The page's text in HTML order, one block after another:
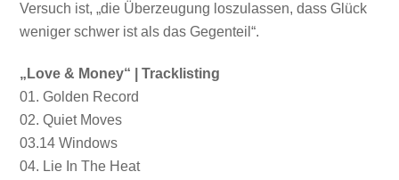
Versuch ist, „die Überzeugung loszulassen, dass Glück
weniger schwer ist als das Gegenteil“.
„Love & Money“ | Tracklisting
01. Golden Record
02. Quiet Moves
03.14 Windows
04. Lie In The Heat